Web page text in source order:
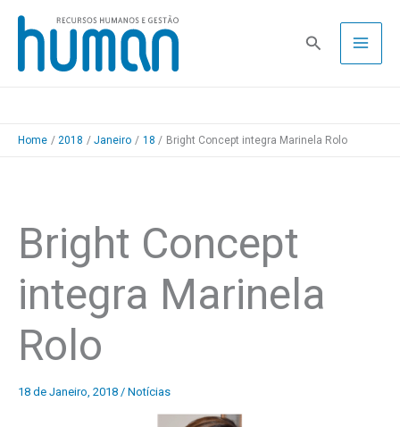
Skip
content
Pesquisa
Home 2018 Janeiro 18 Bright Concept integra Marinela Rolo
Bright Concept
integra Marinela
Rolo
18 de Janeiro, 2018 / Notícias